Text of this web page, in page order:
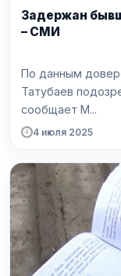
Задержан
– СМИ
По данным
Татубаев
сообщает M...
4 июля 2025